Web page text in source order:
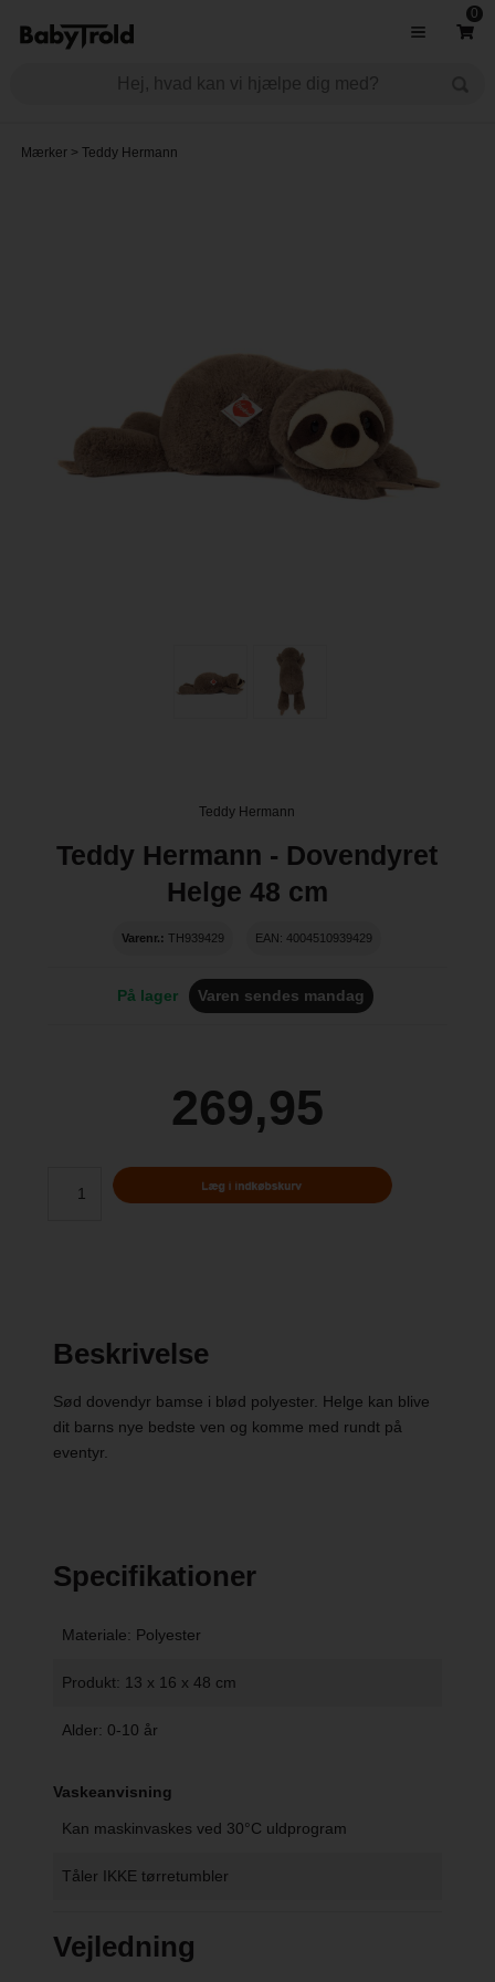
0
Mærker> Teddy Hermann
Teddy Hermann
Teddy Hermann - Dovendyret
Helge 48 cm
Varenr.: TH939429 EAN: 4004510939429
På lager Varen sendes mandag
269,95
Beskrivelse
Sød dovendyr bamse i blød polyester. Helge kan blive
dit barns nye bedste ven og komme med rundt på
eventyr.
Specifikationer
Materiale: Polyester
Produkt: 13 x 16 x 48 cm
Alder: 0-10 år
Vaskeanvisning
Kan maskinvaskes ved 30°C uldprogram
Tåler IKKE tørretumbler
Vejledning